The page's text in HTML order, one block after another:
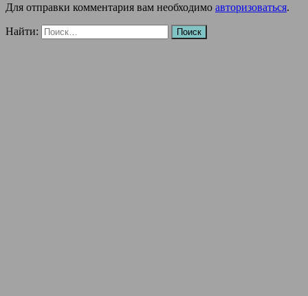
Для отправки комментария вам необходимо авторизоваться.
Найти: